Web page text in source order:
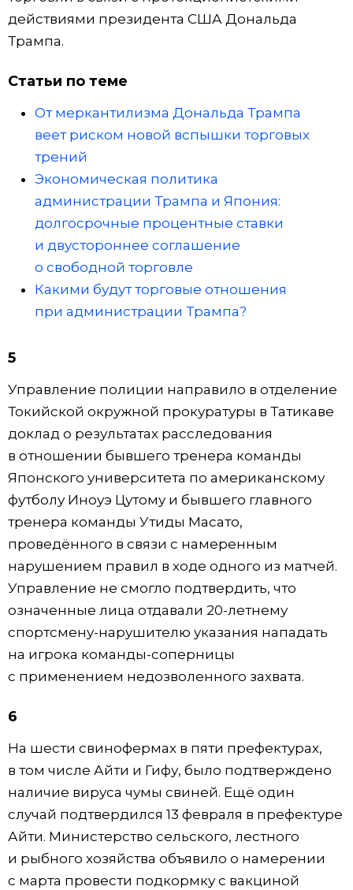
действиями президента США Дональда
Трампа.
Статьи по теме
От меркантилизма Дональда Трампа
веет риском новой вспышки торговых
трений
Экономическая политика
администрации Трампа и Япония:
долгосрочные процентные ставки
и двустороннее соглашение
о свободной торговле
Какими будут торговые отношения
при администрации Трампа?
5
Управление полиции направило в отделение
Токийской окружной прокуратуры в Татикаве
доклад о результатах расследования
в отношении бывшего тренера команды
Японского университета по американскому
футболу Иноуэ Цутому и бывшего главного
тренера команды Утиды Масато,
проведённого в связи с намеренным
нарушением правил в ходе одного из матчей.
Управление не смогло подтвердить, что
означенные лица отдавали 20-летнему
спортсмену-нарушителю указания нападать
на игрока команды-соперницы
с применением недозволенного захвата.
6
На шести свинофермах в пяти префектурах,
в том числе Айти и Гифу, было подтверждено
наличие вируса чумы свиней. Ещё один
случай подтвердился 13 февраля в префектуре
Айти. Министерство сельского, лестного
и рыбного хозяйства объявило о намерении
с марта провести подкормку с вакциной